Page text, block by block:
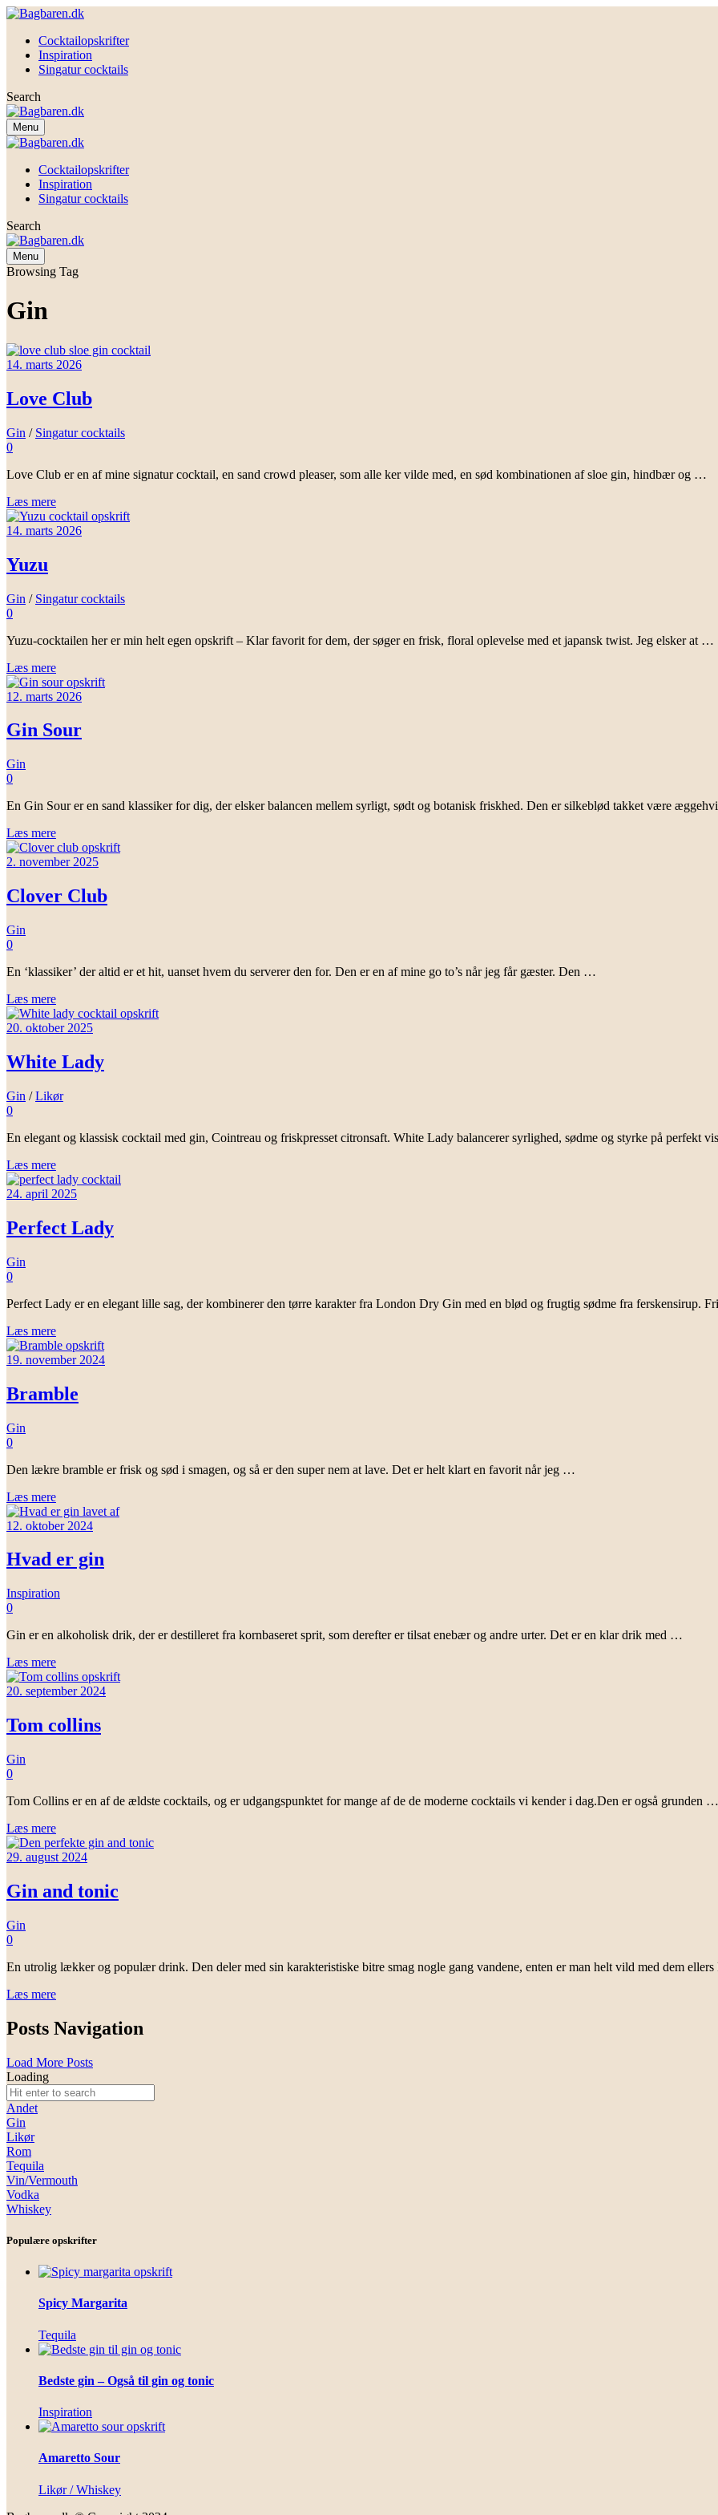
Cocktailopskrifter
Inspiration
Singatur cocktails
Search
Menu
Cocktailopskrifter
Inspiration
Singatur cocktails
Search
Menu
Browsing Tag
Gin
14. marts 2026
Love Club
Gin / Singatur cocktails
0
Love Club er en af mine signatur cocktail, en sand crowd pleaser, som alle ker vilde med, en sød kombinationen af sloe gin, hindbær og …
Læs mere
14. marts 2026
Yuzu
Gin / Singatur cocktails
0
Yuzu-cocktailen her er min helt egen opskrift – Klar favorit for dem, der søger en frisk, floral oplevelse med et japansk twist. Jeg elsker at …
Læs mere
12. marts 2026
Gin Sour
Gin
0
En Gin Sour er en sand klassiker for dig, der elsker balancen mellem syrligt, sødt og botanisk friskhed. Den er silkeblød takket være
Læs mere
2. november 2025
Clover Club
Gin
0
En ‘klassiker’ der altid er et hit, uanset hvem du serverer den for. Den er en af mine go to’s når jeg får gæster. Den …
Læs mere
20. oktober 2025
White Lady
Gin /Likør
0
En elegant og klassisk cocktail med gin, Cointreau og friskpresset citronsaft. White Lady balancerer syrlighed, sødme og styrke på perfekt
Læs mere
24. april 2025
Perfect Lady
Gin
0
Perfect Lady er en elegant lille sag, der kombinerer den tørre karakter fra London Dry Gin med en blød og frugtig sødme fra ferskensirup.
Læs mere
19. november 2024
Bramble
Gin
0
Den lækre bramble er frisk og sød i smagen, og så er den super nem at lave. Det er helt klart en favorit når jeg …
Læs mere
12. oktober 2024
Hvad er gin
Inspiration
0
Gin er en alkoholisk drik, der er destilleret fra kornbaseret sprit, som derefter er tilsat enebær og andre urter. Det er en klar drik med …
Læs mere
20. september 2024
Tom collins
Gin
0
Tom Collins er en af de ældste cocktails, og er udgangspunktet for mange af de de moderne cocktails vi kender i dag.Den er også grunden …
Læs mere
29. august 2024
Gin and tonic
Gin
0
En utrolig lækker og populær drink. Den deler med sin karakteristiske bitre smag nogle gang vandene, enten er man helt vild med dem
Læs mere
Posts Navigation
Load More Posts
Loading
Andet
Gin
Likør
Rom
Tequila
Vin/Vermouth
Vodka
Whiskey
Populære opskrifter
Spicy Margarita
Tequila
Bedste gin – Også til gin og tonic
Inspiration
Amaretto Sour
Likør / Whiskey